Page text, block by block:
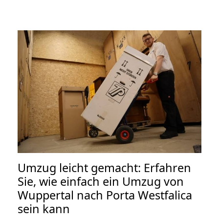
Umzug leicht gemacht: Erfahren
Sie, wie einfach ein Umzug von
Wuppertal nach Porta Westfalica
sein kann